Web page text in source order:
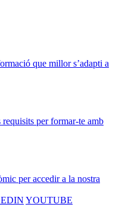
que millor s’adapti a
requisits per formar-te amb
per accedir a la nostra
YOUTUBE